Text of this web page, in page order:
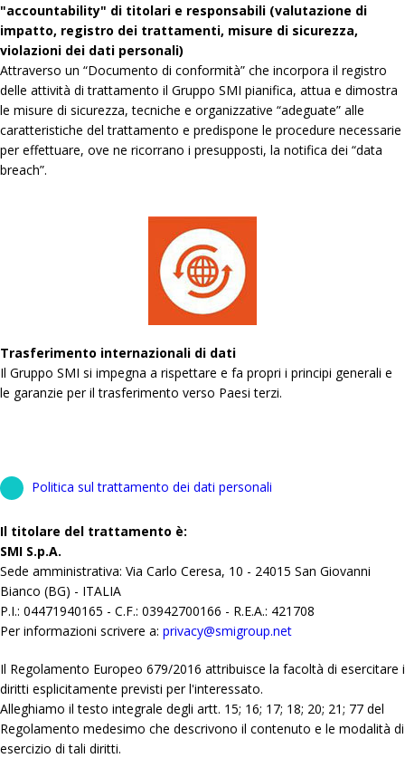
"accountability" di titolari e responsabili (valutazione di
impatto, registro dei trattamenti, misure di sicurezza,
violazioni dei dati personali)
Attraverso un “Documento di conformità” che incorpora il registro
delle attività di trattamento il Gruppo SMI pianifica, attua e dimostra
le misure di sicurezza, tecniche e organizzative “adeguate” alle
caratteristiche del trattamento e predispone le procedure necessarie
per effettuare, ove ne ricorrano i presupposti, la notifica dei “data
breach”.
Trasferimento internazionali di dati
Il Gruppo SMI si impegna a rispettare e fa propri i principi generali e
le garanzie per il trasferimento verso Paesi terzi.
Politica sul trattamento dei dati personali
Il titolare del trattamento è:
SMI S.p.A.
Sede amministrativa: Via Carlo Ceresa, 10 - 24015 San Giovanni
Bianco (BG) - ITALIA
P.I.: 04471940165 - C.F.: 03942700166 - R.E.A.: 421708
Per informazioni scrivere a: privacy@smigroup.net
Il Regolamento Europeo 679/2016 attribuisce la facoltà di esercitare i
diritti esplicitamente previsti per l'interessato.
Alleghiamo il testo integrale degli artt. 15; 16; 17; 18; 20; 21; 77 del
Regolamento medesimo che descrivono il contenuto e le modalità di
esercizio di tali diritti.